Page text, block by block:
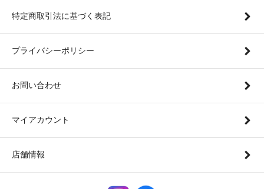
特定商取引法に基づく表記
プライバシーポリシー
お問い合わせ
マイアカウント
店舗情報